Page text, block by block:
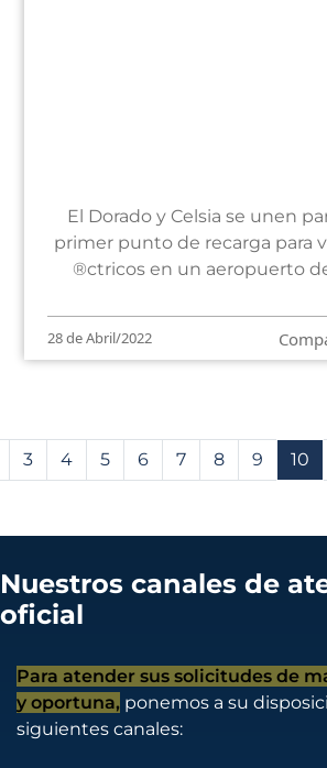
El Dorado y Celsia se unen
primer punto de recarga para
®ctricos en un aeropuerto
28 de Abril/2022
3 4 5 6 7 8 9 10
Nuestros canales de
oficial
Para atender sus solicitudes de
y oportuna, ponemos a su
siguientes canales: